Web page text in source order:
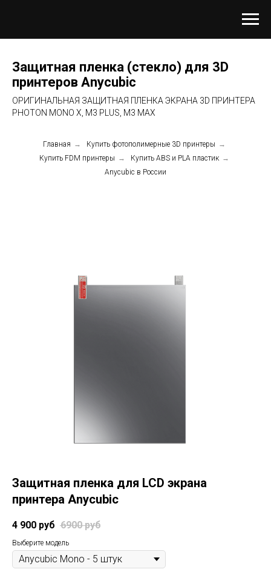
Защитная пленка (стекло) для 3D
принтеров Anycubic
ОРИГИНАЛЬНАЯ ЗАЩИТНАЯ ПЛЕНКА ЭКРАНА 3D ПРИНТЕРА
PHOTON MONO X, M3 PLUS, M3 MAX
Главная → Купить фотополимерные 3D принтеры →
Купить FDM принтеры → Купить ABS и PLA пластик →
Anycubic в России
Защитная пленка для LCD экрана
принтера Anycubic
4 900 руб 6900 руб
Выберите модель